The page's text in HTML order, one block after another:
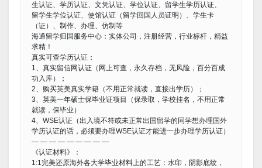
生认证、学历认证、文凭认证、学位认证、留学生学历认证、
留学生学位认证、使馆认证（留学回国人员证明）、学生卡
（证）、制作、办理、仿制等
海通留学归国服务中心：实体公司，注册经营，行业标杆，精益
求精！
真实可查学历认证：
1、真实留信网认证（网上可查，永久存档，无风险，百分百成
功入库）；
2、购买英美真实学籍（不用正常就读，直接出学历）；
3、英美一年硕士保毕业证项目（保录取，学校挂名，不用正常
就读，保毕业）
4、WSE认证（出入境不符或未正常出国留学的同学想办理国外
学历认证的话，必须要办理WSE认证才能进一步办理学历认证）
— — — — — — — — —
《认证材料》：
1:1完美还原海外各大学毕业材料上的工艺：水印，阴影底纹，